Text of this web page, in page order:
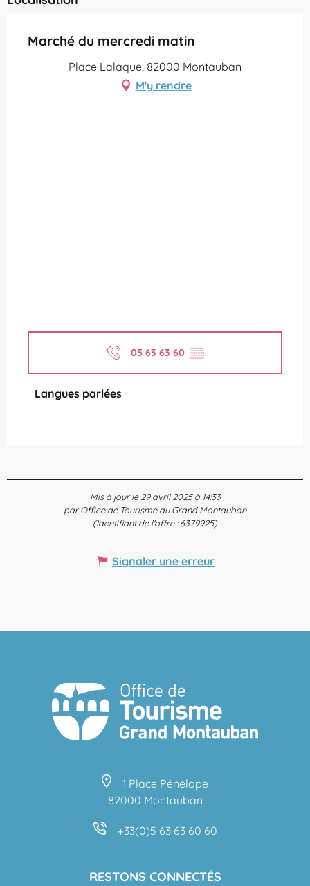
Marché du mercredi matin
Place Lalaque, 82000 Montauban
M'y rendre
05 63 63 60 ▒▒
Langues parlées
Langues parlées
Mis à jour le 29 avril 2025 à 14:33
par Office de Tourisme du Grand Montauban
(Identifiant de l'offre :6379925)
Signaler une erreur
1 Place Pénélope
82000 Montauban
+33(0)5 63 63 60 60
RESTONS CONNECTÉS